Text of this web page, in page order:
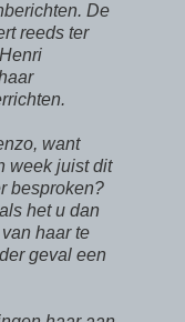
De
reeds ter
want
week juist dit
besproken?
het u dan
haar te
geval een